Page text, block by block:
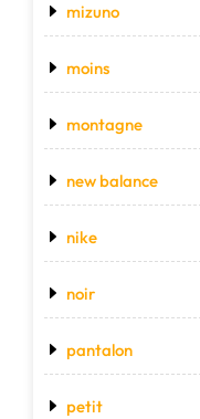
mizuno
moins
montagne
new balance
nike
noir
pantalon
petit